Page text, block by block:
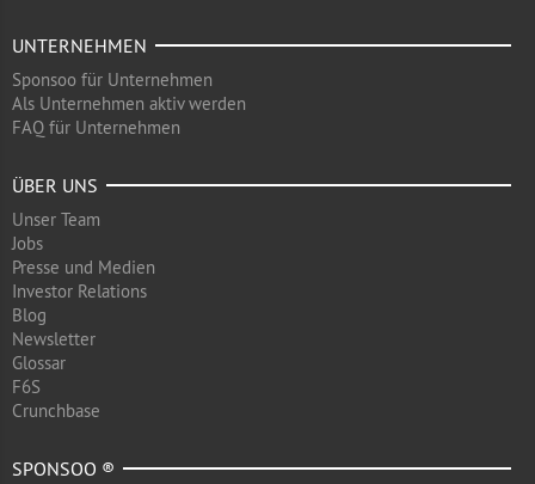
UNTERNEHMEN
Sponsoo für Unternehmen
Als Unternehmen aktiv werden
FAQ für Unternehmen
ÜBER UNS
Unser Team
Jobs
Presse und Medien
Investor Relations
Blog
Newsletter
Glossar
F6S
Crunchbase
SPONSOO ®